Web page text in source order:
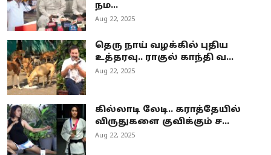
நம...
Aug 22, 2025
தெரு நாய் வழக்கில் புதிய
உத்தரவு.. ராகுல் காந்தி வ...
Aug 22, 2025
கில்லாடி லேடி.. கராத்தேயில்
விருதுகளை குவிக்கும் ச...
Aug 22, 2025